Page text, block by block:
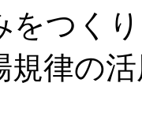
をつく
規律の